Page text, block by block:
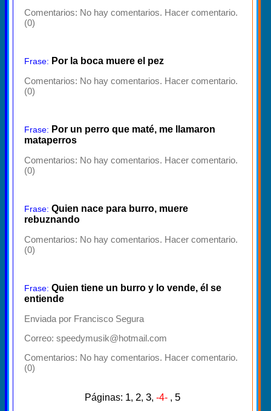
Comentarios: No hay comentarios. Hacer comentario.
(0)
Frase: Por la boca muere el pez
Comentarios: No hay comentarios. Hacer comentario.
(0)
Frase: Por un perro que maté, me llamaron
mataperros
Comentarios: No hay comentarios. Hacer comentario.
(0)
Frase: Quien nace para burro, muere
rebuznando
Comentarios: No hay comentarios. Hacer comentario.
(0)
Frase: Quien tiene un burro y lo vende, él se
entiende
Enviada por Francisco Segura
Correo: speedymusik@hotmail.com
Comentarios: No hay comentarios. Hacer comentario.
(0)
Páginas: 1, 2, 3, -4-, 5